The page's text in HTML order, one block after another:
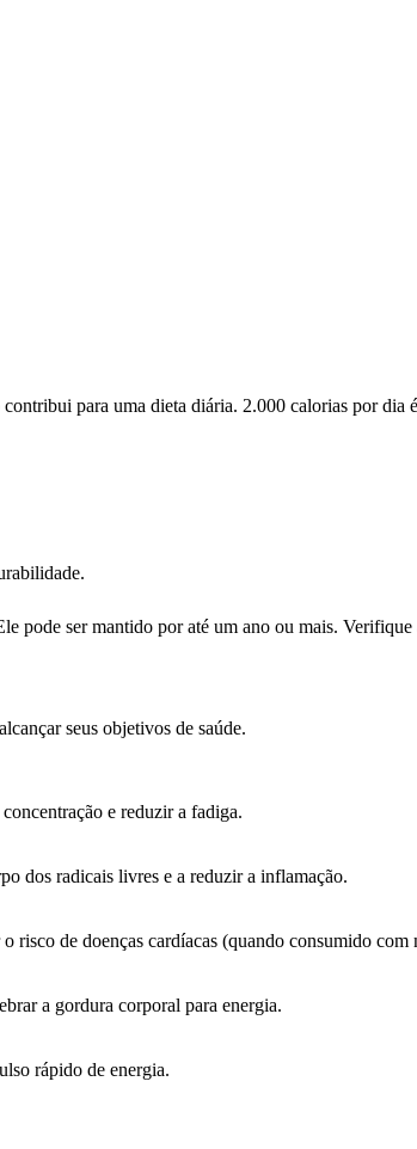
para uma dieta diária. 2.000 calorias por dia
pode ser mantido por até um ano ou mais.
seus objetivos de saúde.
e reduzir a fadiga.
dos radicais livres e a reduzir a inflamação.
risco de doenças cardíacas (quando consumido com
a gordura corporal para energia.
rápido de energia.